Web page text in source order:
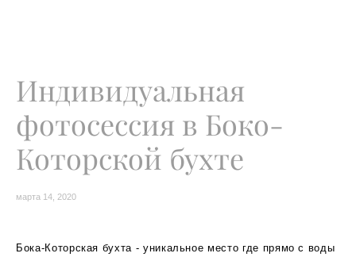
Индивидуальная
фотосессия в Боко-
Которской бухте
марта 14, 2020
Бока-Которская бухта - уникальное место где прямо с воды